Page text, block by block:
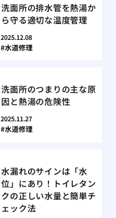
洗面所の排水管を熱湯か
ら守る適切な温度管理
2025.12.08
水道修理
洗面所のつまりの主な原
因と熱湯の危険性
2025.11.27
水道修理
水漏れのサインは「水
位」にあり！トイレタン
クの正しい水量と簡単チ
ェック法